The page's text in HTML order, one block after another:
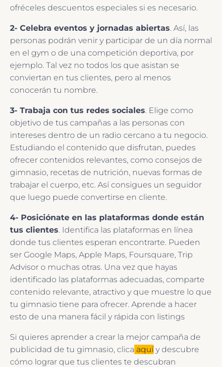
ofréceles descuentos especiales si es necesario.
2- Celebra eventos y jornadas abiertas. Así, las
personas podrán venir y participar de un día normal
en el gym o de una competición deportiva, por
ejemplo. Tal vez no todos los que asistan se
conviertan en tus clientes, pero al menos
conocerán tu nombre.
3- Trabaja con tus redes sociales. Elige como
objetivo de tus campañas a las personas con
intereses dentro de un radio cercano a tu negocio.
Estudiando el contenido que disfrutan, puedes
ofrecer contenidos relevantes, como consejos de
gimnasio, recetas de nutrición, nuevas formas de
trabajar el cuerpo, etc. Así consigues un seguidor
que luego puede convertirse en cliente.
4- Posiciónate en las plataformas donde están
tus clientes. Identifica las plataformas en línea
donde tus clientes esperan encontrarte. Pueden
ser Google Maps, Apple Maps, Foursquare, Trip
Advisor o muchas otras. Una vez que hayas
identificado las plataformas adecuadas, comparte
contenido relevante, atractivo y que muestre lo que
tu gimnasio tiene para ofrecer. Aprende a hacer
esto de una manera fácil y rápida con listings
Si quieres aprender a crear la mejor campaña de
publicidad de tu gimnasio, clica aquíy descubre
cómo lograr que tus clientes te descubran